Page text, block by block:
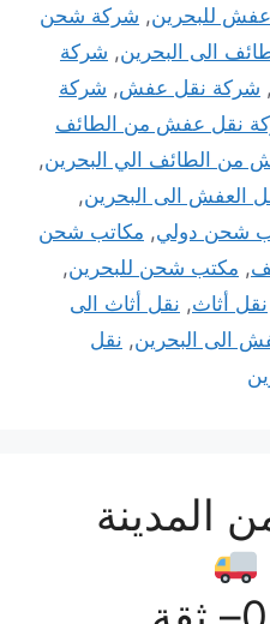
للبحرين, شركة شحن
الى البحرين, شركة
, شركة نقل عفش, شركة
نقل عفش من الطائف
من الطائف الي البحرين,
العفش الى البحرين,
شحن دولي, مكاتب شحن
, مكتب شحن للبحرين,
نقل أثاث, نقل أثاث الى
الى البحرين, نقل